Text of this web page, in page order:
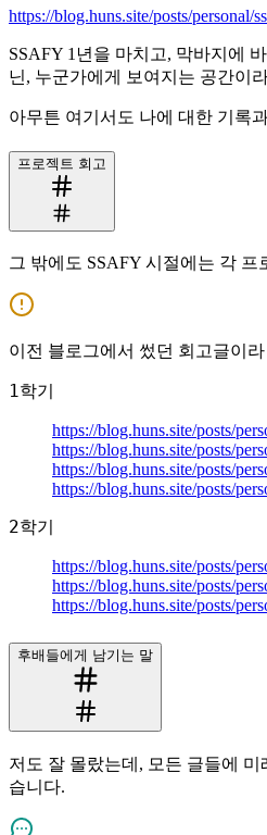
https://blog.huns.site/posts/personal/
SSAFY 1년을 마치고, 막바지에
닌, 누군가에게 보여지는 공간이
아무튼 여기서도 나에 대한 기록
프로젝트 회고
그 밖에도 SSAFY 시절에는 각
이전 블로그에서 썼던 회고글이
1학기
https://blog.huns.site/posts/
https://blog.huns.site/posts/
https://blog.huns.site/posts/
https://blog.huns.site/posts/
2학기
https://blog.huns.site/posts/
https://blog.huns.site/posts/
https://blog.huns.site/posts/
후배들에게 남기는 말
저도 잘 몰랐는데, 모든 글들에
습니다.